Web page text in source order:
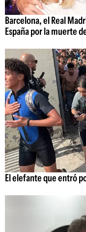
Barcelona, el Real
España por la muerte
El elefante que entró